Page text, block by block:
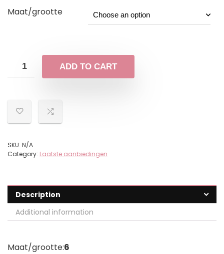
Maat/grootte
ADD TO CART
SKU: N/A
Category: Laatste aanbiedingen
Description
Additional information
Maat/grootte:6